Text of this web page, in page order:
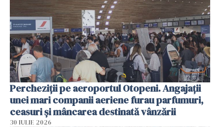
Percheziții pe aeroportul Otopeni. Angajații
unei mari companii aeriene furau parfumuri,
ceasuri și mâncarea destinată vânzării
30 IULIE 2026